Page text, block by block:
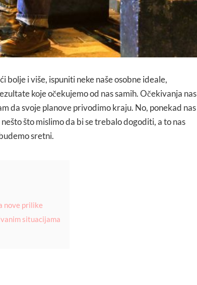
bolje i više, ispuniti neke naše osobne ideale,
koje očekujemo od nas samih. Očekivanja nas
da svoje planove privodimo kraju. No, ponekad nas
što mislimo da bi se trebalo dogoditi, a to nas
sretni.
nove prilike
situacijama